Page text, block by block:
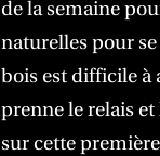
de la semaine
naturelles pour
bois est difficile à
prenne le relais
sur cette